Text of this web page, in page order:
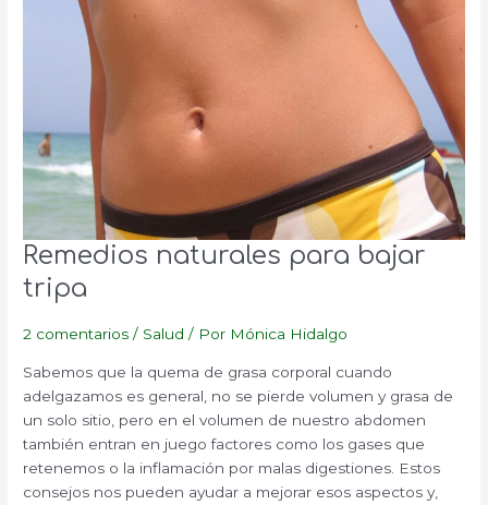
Remedios naturales para bajar
tripa
2 comentarios / Salud / Por Mónica Hidalgo
Sabemos que la quema de grasa corporal cuando
adelgazamos es general, no se pierde volumen y grasa de
un solo sitio, pero en el volumen de nuestro abdomen
también entran en juego factores como los gases que
retenemos o la inflamación por malas digestiones. Estos
consejos nos pueden ayudar a mejorar esos aspectos y,